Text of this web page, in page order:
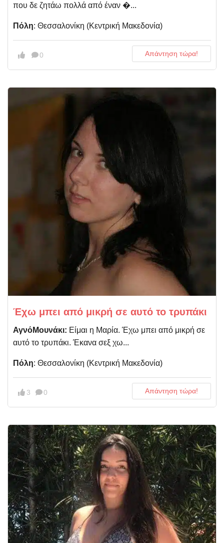
που δε ζητάω πολλά από έναν �...
Πόλη: Θεσσαλονίκη (Kεντρική Μακεδονία)
0 Απάντηση τώρα!
Έχω μπει από μικρή σε αυτό το τρυπάκι
ΑγνόΜουνάκι: Είμαι η Μαρία. Έχω μπει από μικρή σε
αυτό το τρυπάκι. Έκανα σεξ χω...
Πόλη: Θεσσαλονίκη (Kεντρική Μακεδονία)
3 0 Απάντηση τώρα!